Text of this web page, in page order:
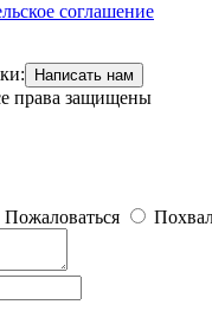
соглашение
Написать нам
права защищены
Пожаловаться